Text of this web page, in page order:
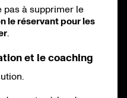
pas à supprimer le
le réservant pour les
.
et le coaching